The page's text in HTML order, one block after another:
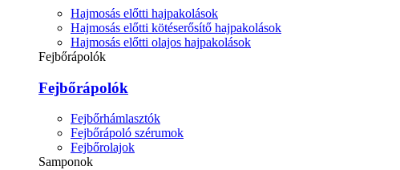
Hajmosás előtti hajpakolások
Hajmosás előtti kötéserősítő hajpakolások
Hajmosás előtti olajos hajpakolások
Fejbőrápolók
Fejbőrápolók
Fejbőrhámlasztók
Fejbőrápoló szérumok
Fejbőrolajok
Samponok